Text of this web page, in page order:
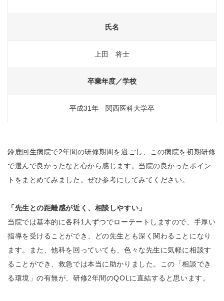
氏名
上田 将士
卒業年度／学校
平成31年 関西医科大学卒
鈴鹿回生病院で2年間の研修期間を過ごし、この病院を初期研修
で選んで良かったなと心から感じます。当院の良かったポイン
トをまとめてみました。ぜひ参考にしてみてください。
「先生との距離感が近く、相談しやすい」
当院では基本的に各科1人ずつでローテートしますので、手厚い
指導を受けることができ、どの先生とも深く関わることになり
ます。また、他科を回っていても、色々な先生に気軽に相談す
ることができ、救急では本当に助かりました。この「相談でき
る環境」の有無が、研修2年間のQOLに直結すると思います。